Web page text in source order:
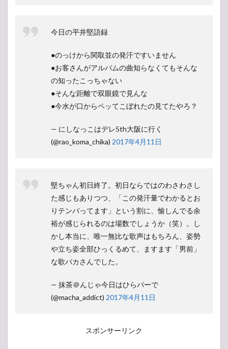
今日の平井堅語録
●のっけから関取並の発汗ですいません
●お客さんがアルバムの曲知らなくてもそんな
の知ったこっちゃない
●そんな距離で双眼鏡で見んな
●今水が口からペッてこぼれたの見てたやろ？
— にしなっこはデレ5th大阪に行く
(@rao_koma_chika) 2017年4月11日
堅ちゃん初日終了。初日ならではのわさわさし
た感じもありつつ、「この発汗量でわかるとお
りテンバってます」という割に、愉しんでる余
裕が感じられるのは場数でしょうか（笑）。し
かし本当に、唯一無比な歌声はもちろん、姿勢
や立ち姿全部ひっくるめて、ますます「男前」
な歌バカさんでした。
— 抹茶＠んじゃ今日はひらパーで
(@macha_addict) 2017年4月11日
スポンサーリンク